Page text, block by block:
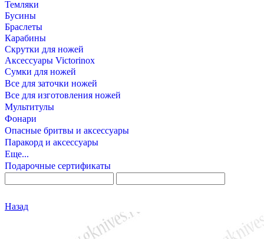
Темляки
Бусины
Браслеты
Карабины
Скрутки для ножей
Аксессуары Victorinox
Сумки для ножей
Все для заточки ножей
Все для изготовления ножей
Мультитулы
Фонари
Опасные бритвы и аксессуары
Паракорд и аксессуары
Еще...
Подарочные сертификаты
Назад